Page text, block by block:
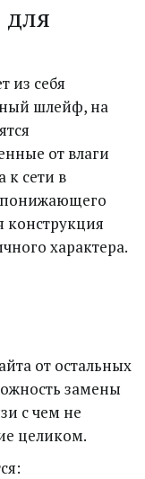
для
из себя
шлейф, на
от влаги
сети в
понижающего
конструкция
характера.
от остальных
замены
с чем не
целиком.